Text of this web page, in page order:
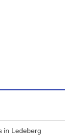
in Ledeberg